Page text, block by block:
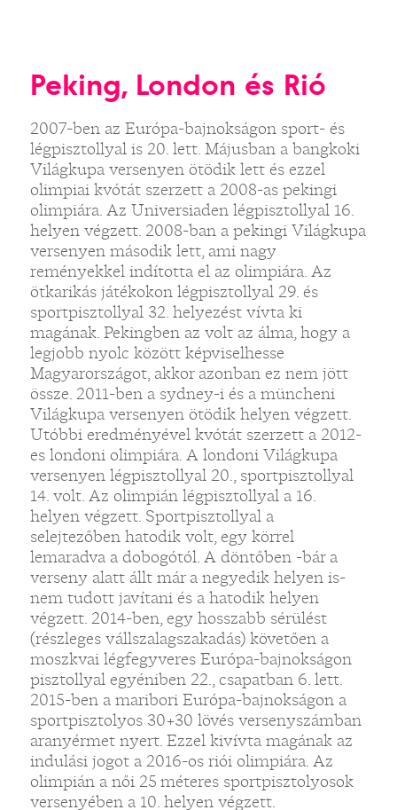
Peking, London és Rió
2007-ben az Európa-bajnokságon sport- és
légpisztollyal is 20. lett. Májusban a bangkoki
Világkupa versenyen ötödik lett és ezzel
olimpiai kvótát szerzett a 2008-as pekingi
olimpiára. Az Universiaden légpisztollyal 16.
helyen végzett. 2008-ban a pekingi Világkupa
versenyen második lett, ami nagy
reményekkel indította el az olimpiára. Az
ötkarikás játékokon légpisztollyal 29. és
sportpisztollyal 32. helyezést vívta ki
magának. Pekingben az volt az álma, hogy a
legjobb nyolc között képviselhesse
Magyarországot, akkor azonban ez nem jött
össze. 2011-ben a sydney-i és a müncheni
Világkupa versenyen ötödik helyen végzett.
Utóbbi eredményével kvótát szerzett a 2012-
es londoni olimpiára. A londoni Világkupa
versenyen légpisztollyal 20., sportpisztollyal
14. volt. Az olimpián légpisztollyal a 16.
helyen végzett. Sportpisztollyal a
selejtezőben hatodik volt, egy körrel
lemaradva a dobogótól. A döntőben -bár a
verseny alatt állt már a negyedik helyen is-
nem tudott javítani és a hatodik helyen
végzett. 2014-ben, egy hosszabb sérülést
(részleges vállszalagszakadás) követően a
moszkvai légfegyveres Európa-bajnokságon
pisztollyal egyéniben 22., csapatban 6. lett.
2015-ben a maribori Európa-bajnokságon a
sportpisztolyos 30+30 lövés versenyszámban
aranyérmet nyert. Ezzel kivívta magának az
indulási jogot a 2016-os riói olimpiára. Az
olimpián a női 25 méteres sportpisztolyosok
versenyében a 10. helyen végzett.